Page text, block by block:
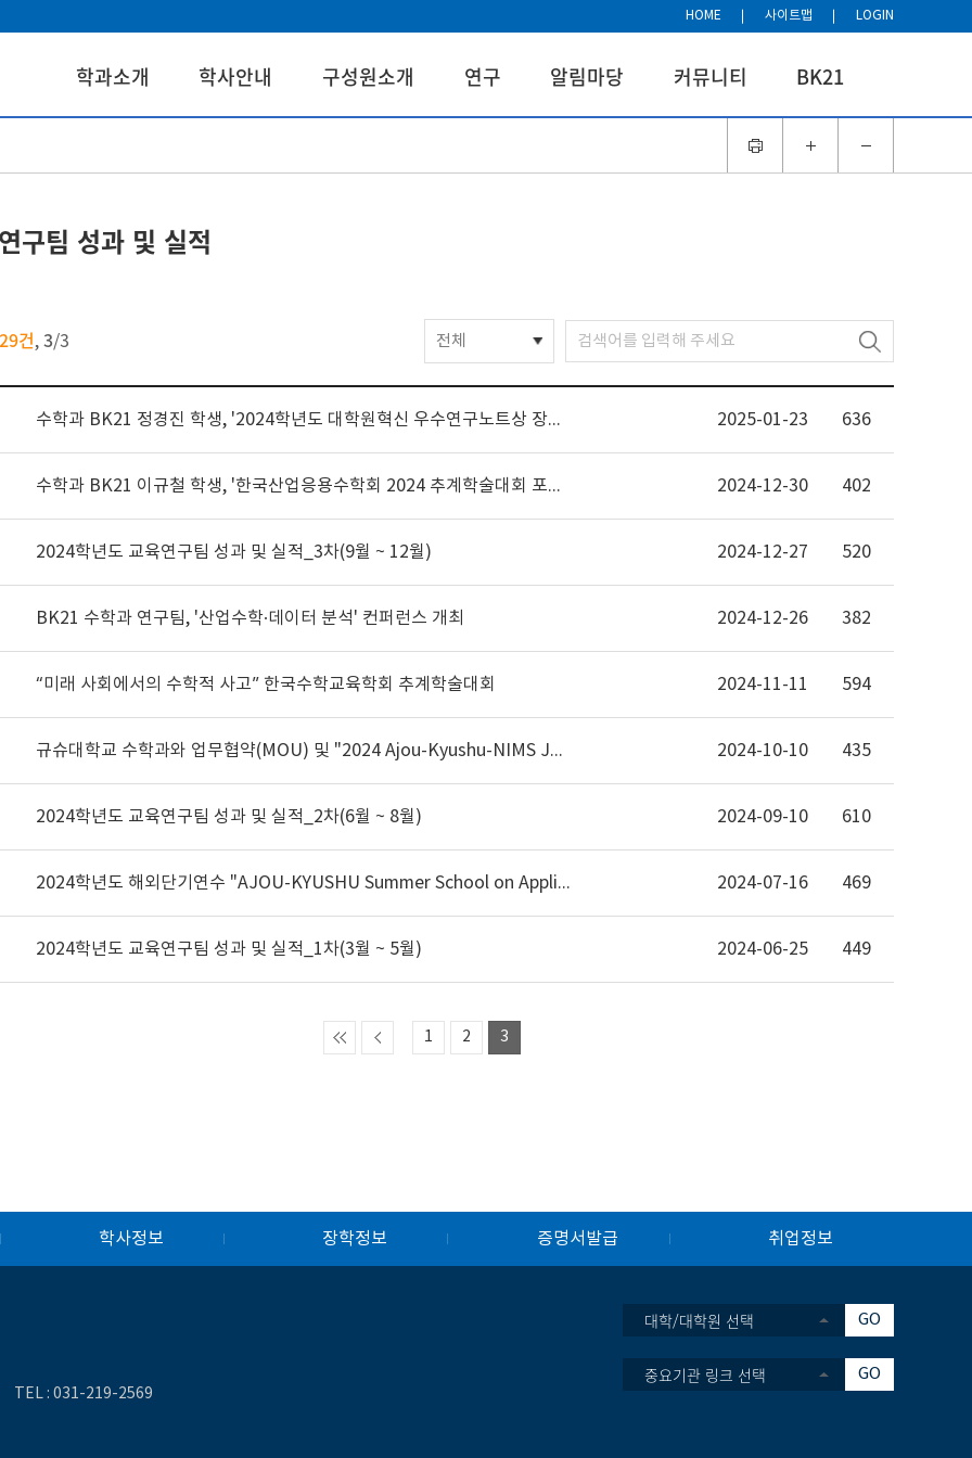
HOME 사이트맵 LOGIN
학과소개 학사안내 구성원소개 연구 알림마당 커뮤니티 BK21
구팀 성과 및 실적
29건, 3/3 전체
수학과 BK21 정경진 학생, '2024학년도 대학원혁신 우수연구노트상 장려상 수상' 2025-01-23 636
수학과 BK21 이규철 학생, '한국산업응용수학회 2024 추계학술대회 포스터 우수상 수상' 2024-12-30 402
2024학년도 교육연구팀 성과 및 실적_3차(9월 ~ 12월) 2024-12-27 520
BK21 수학과 연구팀, '산업수학·데이터 분석' 컨퍼런스 개최 2024-12-26 382
“미래 사회에서의 수학적 사고” 한국수학교육학회 추계학술대회 2024-11-11 594
규슈대학교 수학과와 업무협약(MOU) 및 "2024 Ajou-Kyushu-NIMS Joint Workshop on Industrial and Applied Mathematics" 개최 2024-10-10 435
2024학년도 교육연구팀 성과 및 실적_2차(6월 ~ 8월) 2024-09-10 610
2024학년도 해외단기연수 "AJOU-KYUSHU Summer School on Applied Mathematics" 진행 2024-07-16 469
2024학년도 교육연구팀 성과 및 실적_1차(3월 ~ 5월) 2024-06-25 449
1 2 3
학사정보 장학정보 증명서발급 취업정보
대학/대학원 선택 GO
중요기관 링크 선택 GO
TEL : 031-219-2569